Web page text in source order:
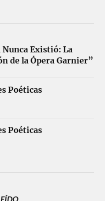
Existió: La
de la Ópera Garnier”
Poéticas
Poéticas